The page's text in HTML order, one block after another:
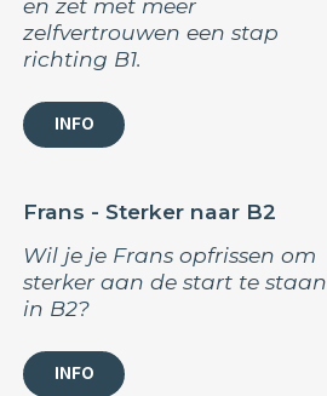
en zet met meer
zelfvertrouwen een stap
richting B1.
INFO
Frans - Sterker naar B2
Wil je je Frans opfrissen om
sterker aan de start te staan
in B2?
INFO